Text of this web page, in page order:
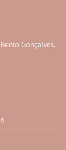
Gonçalves,